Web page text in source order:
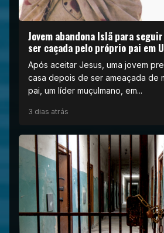
Jovem abandona Islã para
ser caçada pelo próprio pai em
Após aceitar Jesus, uma jovem
casa depois de ser ameaçada de
pai, um líder muçulmano, em...
3 dias atrás